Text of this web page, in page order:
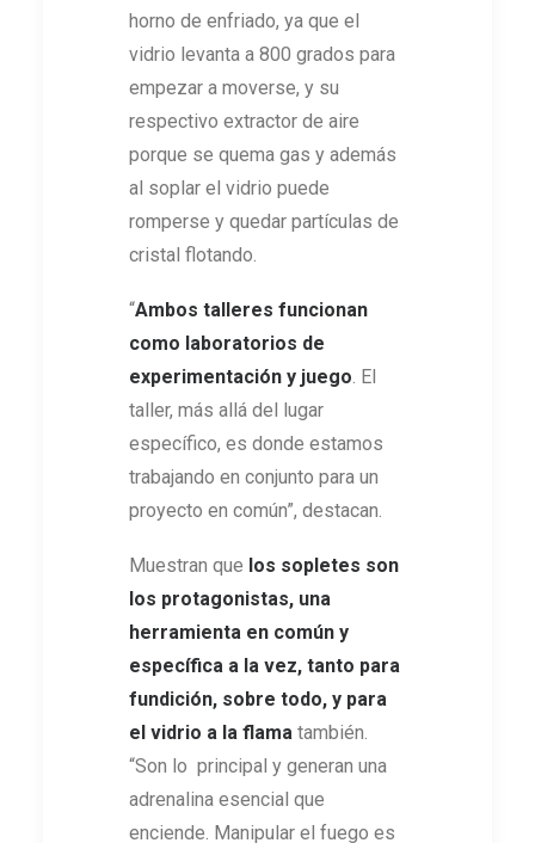
horno de enfriado, ya que el
vidrio levanta a 800 grados para
empezar a moverse, y su
respectivo extractor de aire
porque se quema gas y además
al soplar el vidrio puede
romperse y quedar partículas de
cristal flotando.
“Ambos talleres funcionan
como laboratorios de
experimentación y juego . El
taller, más allá del lugar
específico, es donde estamos
trabajando en conjunto para un
proyecto en común”, destacan.
Muestran que los sopletes son
los protagonistas, una
herramienta en común y
específica a la vez, tanto para
fundición, sobre todo, y para
el vidrio a la flama también.
“Son lo principal y generan una
adrenalina esencial que
enciende. Manipular el fuego es